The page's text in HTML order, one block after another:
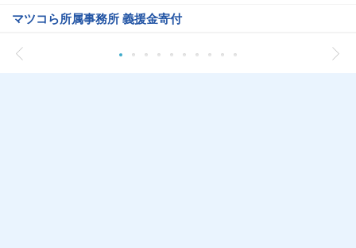
マツコら所属事務所 義援金寄付